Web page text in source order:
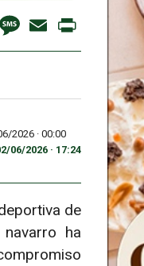
WhatsAppMessage
Email
2026 ·00:00
06/2026 · 17:24
de
ha